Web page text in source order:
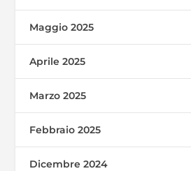
Maggio 2025
Aprile 2025
Marzo 2025
Febbraio 2025
Dicembre 2024